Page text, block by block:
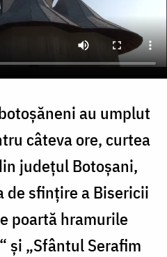
au umplut
câteva ore, curtea
județul Botoșani,
de sfințire a Bisericii
poartă hramurile
şi „Sfântul Serafim